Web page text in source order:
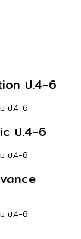
ป.4-6
ป.4-6
ป.4-6
ป.4-6
ป.4-6